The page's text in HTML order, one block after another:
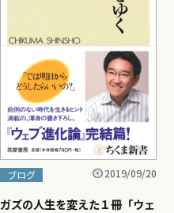
ブログ
2019/09/20
ガズの人生を変えた１冊「ウェ